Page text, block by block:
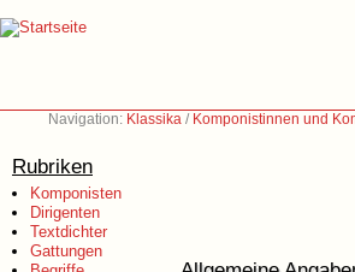
Navigation: Klassika / Komponistinnen und
Rubriken
Komponisten
Dirigenten
Textdichter
Gattungen